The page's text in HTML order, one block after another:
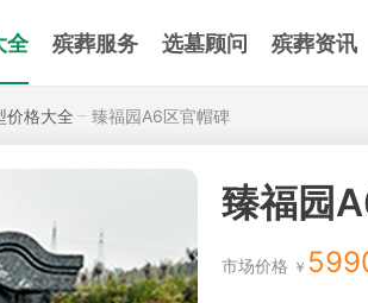
全 殡葬服务 选墓顾问 殡葬资讯
价格大全 臻福园A6区官帽碑
臻福园
市场价格